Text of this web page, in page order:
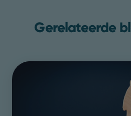
Gerelateerde